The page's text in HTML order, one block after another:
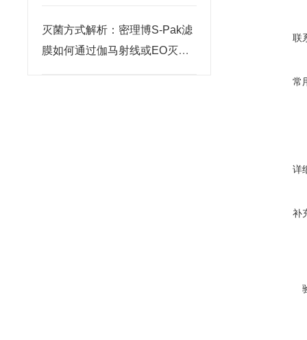
灭菌方式解析：密理博S-Pak滤
膜如何通过伽马射线或EO灭菌
联
常
详
补